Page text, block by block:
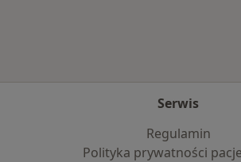
Serwis
Regulamin
Polityka prywatności